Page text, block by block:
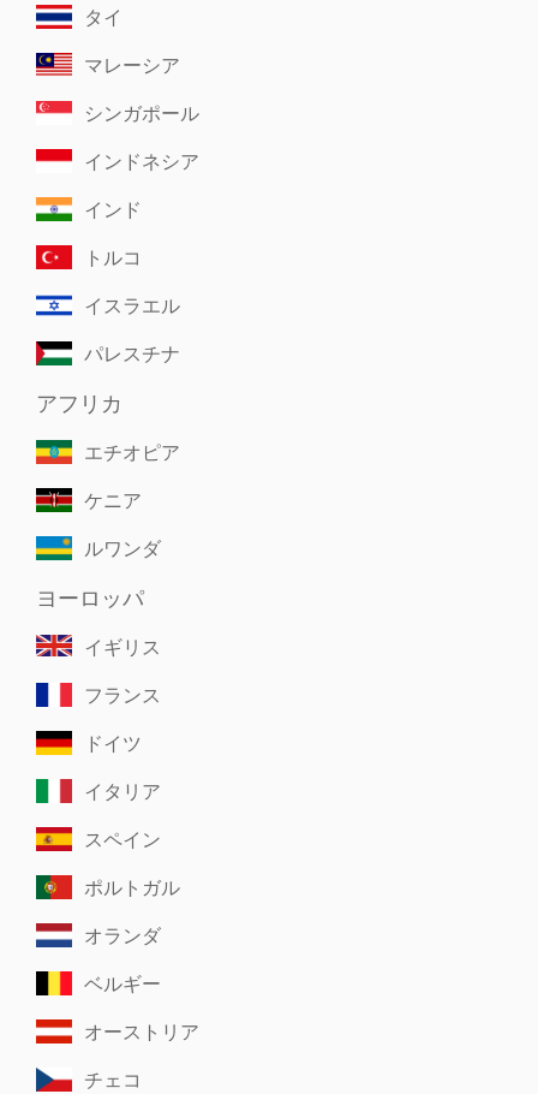
タイ
マレーシア
シンガポール
インドネシア
インド
トルコ
イスラエル
パレスチナ
アフリカ
エチオピア
ケニア
ルワンダ
ヨーロッパ
イギリス
フランス
ドイツ
イタリア
スペイン
ポルトガル
オランダ
ベルギー
オーストリア
チェコ